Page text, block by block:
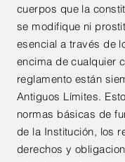
cuerpos que la
se modifique ni
esencial a través de
encima de cualquier
reglamento están
Antiguos Límites.
normas básicas de
de la Institución, los
derechos y